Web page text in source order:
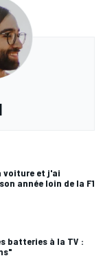
voiture et j'ai
année loin de la F1
batteries à la TV :